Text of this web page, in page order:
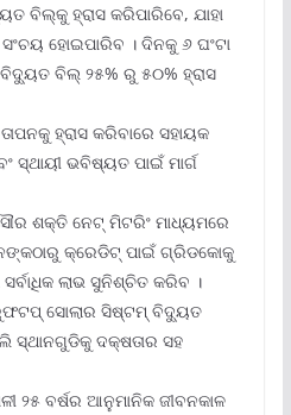
ବିଲ୍‌କୁ ହ୍ରାସ କରିପାରିବେ, ଯାହା
ହୋଇପାରିବ । ଦିନକୁ ୬ ଘଂଟା
ବିଲ୍ ୨୫% ରୁ ୫୦% ହ୍ରାସ
ହ୍ରାସ କରିବାରେ ସହାୟକ
ସ୍ଥାୟୀ ଭବିଷ୍ୟତ ପାଇଁ ମାର୍ଗ
ଶକ୍ତି ନେଟ୍ ମିଟରିଂ ମାଧ୍ୟମରେ
କ୍ରେଡିଟ୍ ପାଇଁ ଗ୍ରିଡକୋକୁ
ଲାଭ ସୁନିଶ୍ଚିତ କରିବ ।
ସୋଲାର ସିଷ୍ଟମ୍ ବିଦ୍ୟୁତ
ସ୍ଥାନଗୁଡିକୁ ଦକ୍ଷତାର ସହ
୨୫ ବର୍ଷର ଆନୁମାନିକ ଜୀବନକାଳ